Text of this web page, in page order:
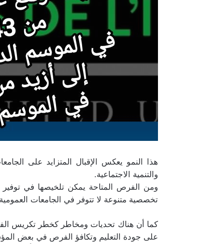
هذا النمو يعكس الإقبال المتزايد على
والتنمية الاجتماعية.
ومن الفرص المتاحة يمكن تلخيصها في توفير
تخصصية متنوعة لا تتوفر في الجامعات
كما أن هناك تحديات ومخاطر كخطر تكريس
على جودة التعليم وتكافؤ الفرص في بعض